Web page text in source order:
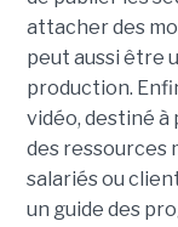
attacher des
peut aussi être
production.
vidéo, destiné
des ressources
salariés ou
un guide des